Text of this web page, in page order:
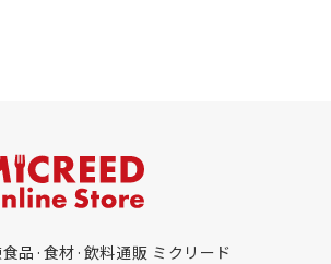
品·食材·飲料通販 ミクリード